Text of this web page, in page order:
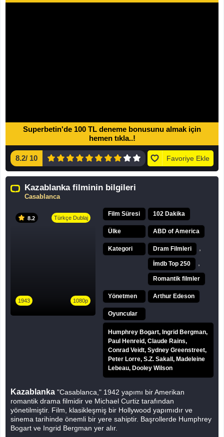
Superbetin'de 100 TL deneme bonusunu almak için
hemen tıkla..!
8.2/ 10 Favoriye Ekle
Kazablanka filminin bilgileri
Casablanca
8.2 Türkçe Dublaj
1943 1080p
Film Süresi 102 Dakika
Ülke ABD of America
Kategori Dram Filmleri
İmdb Top 250
Romantik filmler
Yönetmen Arthur Edeson
Oyuncular
Humphrey Bogart, Ingrid Bergman,
Paul Henreid, Claude Rains,
Conrad Veidt, Sydney Greenstreet,
Peter Lorre, S.Z. Sakall, Madeleine
Lebeau, Dooley Wilson
Kazablanka "Casablanca," 1942 yapımı bir Amerikan
romantik drama filmidir ve Michael Curtiz tarafından
yönetilmiştir. Film, klasikleşmiş bir Hollywood yapımıdır ve
sinema tarihinde önemli bir yere sahiptir. Başrollerde Humphrey
Bogart ve Ingrid Bergman yer alır.